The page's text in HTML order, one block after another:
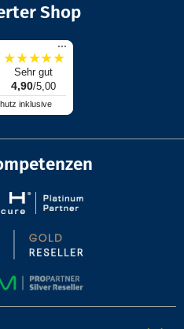
Shop
...
★★★★★
Sehr gut
4,90/5,00
inklusive